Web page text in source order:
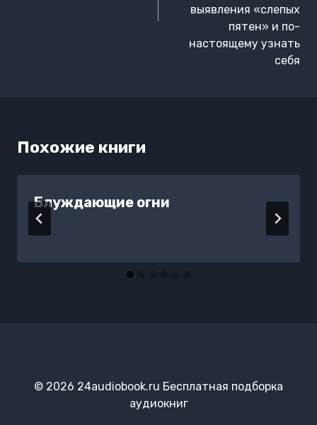
выявления «слепых
пятен» и по-
настоящему узнать
себя
Похожие книги
Блуждающие огни
© 2026 24audiobook.ru Бесплатная подборка
аудиокниг